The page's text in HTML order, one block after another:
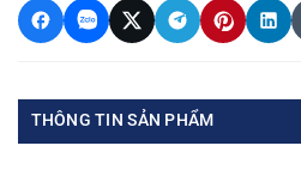
THÔNG TIN SẢN PHẨM